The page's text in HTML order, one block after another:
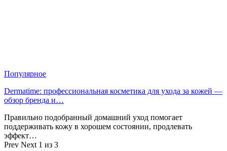
Популярное
Dermatime: профессиональная косметика для ухода за кожей —
обзор бренда и…
Правильно подобранный домашний уход помогает
поддерживать кожу в хорошем состоянии, продлевать
эффект…
Prev Next 1 из 3